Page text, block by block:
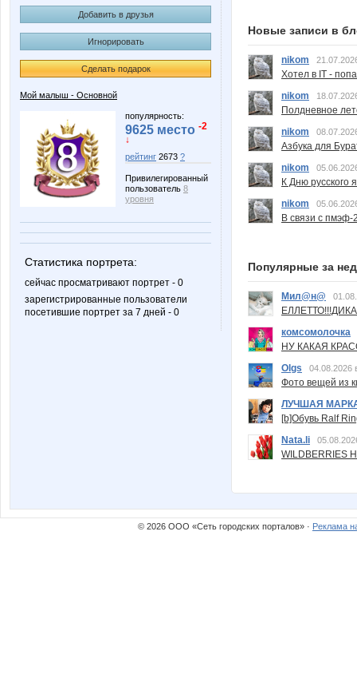
Добавить в друзья
Игнорировать
Сделать подарок
Мой малыш - Основной
популярность:
9625 место -2
↓
рейтинг 2673 ?
Привилегированный
пользователь 8
уровня
Статистика портрета:
сейчас просматривают портрет - 0
зарегистрированные пользователи
посетившие портрет за 7 дней - 0
Новые записи в
nikom
Хотел в IT -
nikom
Полдневное
nikom
Азбука для
nikom
К Дню русского
nikom
В связи с пмэф-
Популярные за
Мил@н@
комсомолочка
НУ КАКАЯ
Olgs
04.08.2026
Фото вещей из
ЛУЧШАЯ
[b]Обувь Ralf
Nata.li
© 2026 ООО «Сеть городских порталов» · Реклама